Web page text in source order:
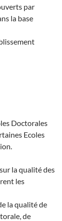
par
la base
Doctorales
Ecoles
la qualité des
les
la qualité de
de